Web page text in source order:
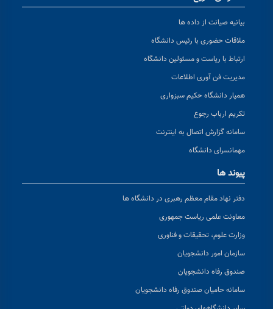
بیانیه صیانت از داده ها
ملاقات حضوری با رئیس دانشگاه
ارتباط با ریاست و مسئولین دانشگاه
مدیریت فن آوری اطلاعات
همیار دانشگاه حکیم سبزواری
تکریم ارباب رجوع
سامانه گزارش اتصال به اینترنت
مهمانسرای دانشگاه
پیوند ها
دفتر نهاد مقام معظم رهبری در دانشگاه ها
معاونت علمی ریاست جمهوری
وزارت علوم، تحقیقات و فناوری
سازمان امور دانشجویان
صندوق رفاه دانشجویان
سامانه حامیان صندوق رفاه دانشجویان